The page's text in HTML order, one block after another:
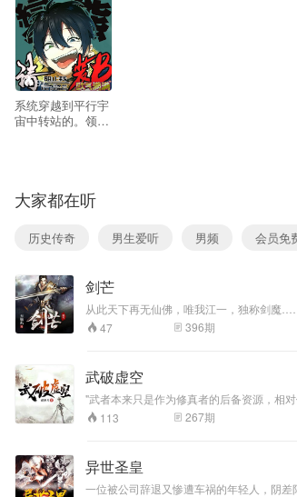
92
系统穿越到平行宇
宙中转站的。领养
变态。欧子的贱人
宇宙没有垃圾放心
收听。 一个没有颜
值满身变态的男
有节操只认识变态
的系统。恰巧遇到
了一个只会演绎变
态的主播。只能说
相得益彰。不喜欢
懂得喜剧表演的。
就不要听了。想放
松想欢乐一下的，
闭眼入坑。
大家都在听
历史传奇 男生爱听 男频 会员免
剑芒
从此天下再无仙佛，唯我江一，独称剑魔
47
396期
武破虚空
"武者本来只是作为修真者的后备资源，相
是武者能达到飞升的境界，也是邪魔歪道
113 267期
异世圣皇
一位被公司辞退又惨遭车祸的年轻人，阴差阳错被神界落